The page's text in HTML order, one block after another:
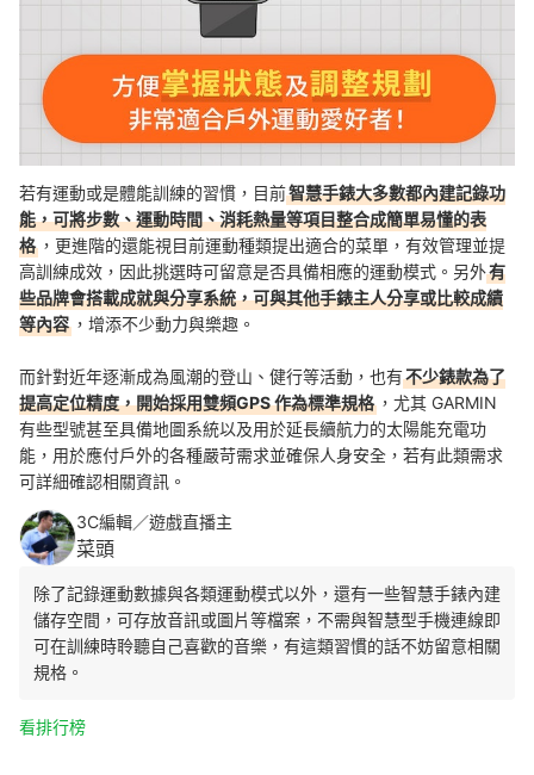
若有運動或是體能訓練的習慣，目前智慧手錶大多數都內建記錄功
能，可將步數、運動時間、消耗熱量等項目整合成簡單易懂的表
格 ，更進階的還能視目前運動種類提出適合的菜單，有效管理並提
高訓練成效，因此挑選時可留意是否具備相應的運動模式。另外有
些品牌會搭載成就與分享系統，可與其他手錶主人分享或比較成績
等內容 ，增添不少動力與樂趣。
而針對近年逐漸成為風潮的登山、健行等活動，也有不少錶款為了
提高定位精度，開始採用雙頻GPS 作為標準規格 ，尤其 GARMIN
有些型號甚至具備地圖系統以及用於延長續航力的太陽能充電功
能，用於應付戶外的各種嚴苛需求並確保人身安全，若有此類需求
可詳細確認相關資訊。
3C編輯／遊戲直播主
菜頭
除了記錄運動數據與各類運動模式以外，還有一些智慧手錶內建
儲存空間，可存放音訊或圖片等檔案，不需與智慧型手機連線即
可在訓練時聆聽自己喜歡的音樂，有這類習慣的話不妨留意相關
規格。
看排行榜